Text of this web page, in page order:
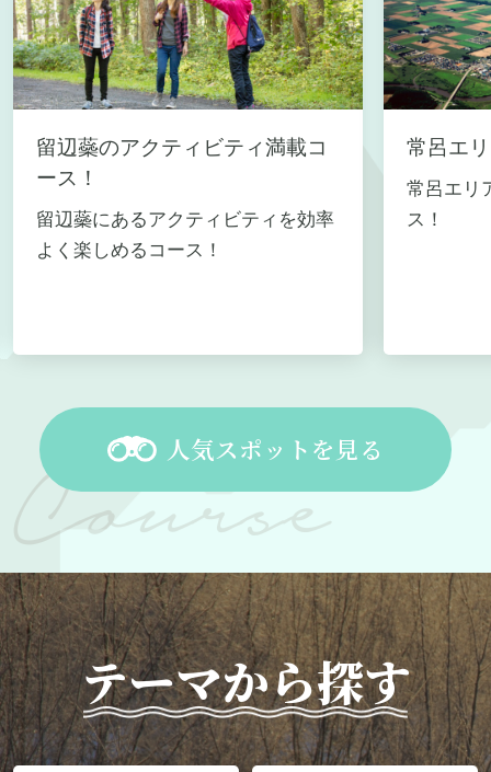
留辺蘂のアクティビティ満載コ
ース！
留辺蘂にあるアクティビティを効率
よく楽しめるコース！
常呂エ
常呂エリ
ス！
人気スポットを見る
テーマから探す